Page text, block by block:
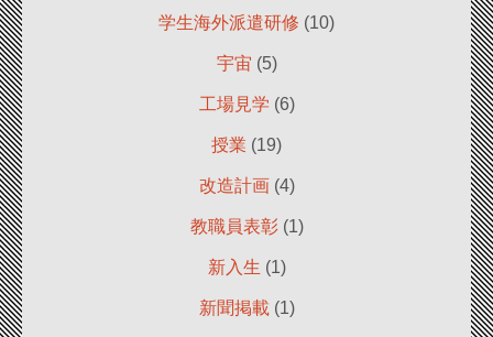
学生海外派遣研修 (10)
宇宙 (5)
工場見学 (6)
授業 (19)
改造計画(4)
教職員表彰(1)
新入生 (1)
新聞掲載 (1)